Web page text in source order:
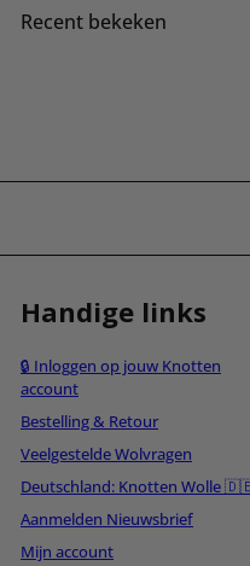
Recent bekeken
Handige links
🔒 Inloggen op jouw Knotten
account
Bestelling & Retour
Veelgestelde Wolvragen
Deutschland: Knotten Wolle
Aanmelden Nieuwsbrief
Mijn account